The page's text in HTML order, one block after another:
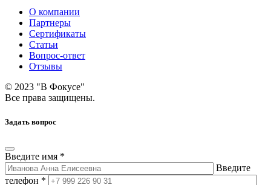
О компании
Партнеры
Сертификаты
Статьи
Вопрос-ответ
Отзывы
© 2023 "В Фокусе"
Все права защищены.
Задать вопрос
Введите имя *
Введите
телефон *